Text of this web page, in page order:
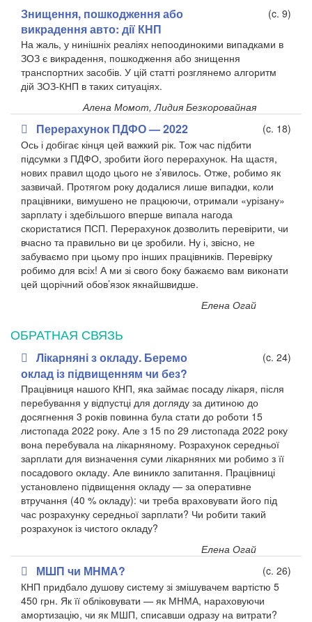
Знищення, пошкодження або
викрадення авто: дії КНП
(c. 9)
На жаль, у нинішніх реаліях непоодинокими випадками в
ЗОЗ є викрадення, пошкодження або знищення
транспортних засобів. У цій статті розглянемо алгоритм
дій ЗОЗ-КНП в таких ситуаціях.
Алена Момот, Лидия Безкоровайная
Перерахунок ПДФО — 2022
(c. 18)
Ось і добігає кінця цей важкий рік. Тож час підбити
підсумки з ПДФО, зробити його перерахунок. На щастя,
нових правил щодо цього не з’явилось. Отже, робимо як
зазвичай. Протягом року додалися лише випадки, коли
працівники, вимушено не працюючи, отримали «урізану»
зарплату і здебільшого вперше випала нагода
скористатися ПСП. Перерахунок дозволить перевірити, чи
вчасно та правильно ви це зробили. Ну і, звісно, не
забуваємо при цьому про інших працівників. Перевірку
робимо для всіх! А ми зі свого боку бажаємо вам виконати
цей щорічний обов’язок якнайшвидше.
Елена Огай
ОБРАТНАЯ СВЯЗЬ
Лікарняні з окладу. Беремо
оклад із підвищенням чи без?
(c. 24)
Працівниця нашого КНП, яка займає посаду лікаря, після
перебування у відпустці для догляду за дитиною до
досягнення 3 років повинна була стати до роботи 15
листопада 2022 року. Але з 15 по 29 листопада 2022 року
вона перебувала на лікарняному. Розрахунок середньої
зарплати для визначення суми лікарняних ми робимо з її
посадового окладу. Але виникло запитання. Працівниці
установлено підвищення окладу — за оперативне
втручання (40 % окладу): чи треба враховувати його під
час розрахунку середньої зарплати? Чи робити такий
розрахунок із чистого окладу?
Елена Огай
МШП чи МНМА?
(c. 26)
КНП придбало душову систему зі змішувачем вартістю 5
450 грн. Як її обліковувати — як МНМА, нараховуючи
амортизацію, чи як МШП, списавши одразу на витрати?